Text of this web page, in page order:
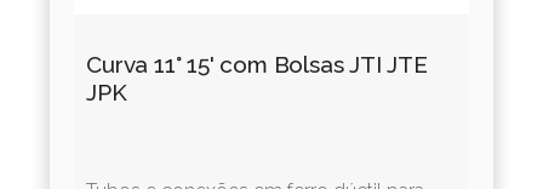
Curva 11° 15' com Bolsas JTI JTE
JPK